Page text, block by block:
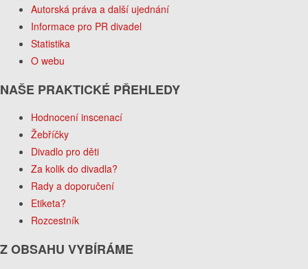
Autorská práva a další ujednání
Informace pro PR divadel
Statistika
O webu
NAŠE PRAKTICKÉ PŘEHLEDY
Hodnocení inscenací
Žebříčky
Divadlo pro děti
Za kolik do divadla?
Rady a doporučení
Etiketa?
Rozcestník
Z OBSAHU VYBÍRÁME